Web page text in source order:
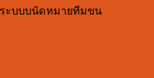
ระบบบนัดหมายทีมขน